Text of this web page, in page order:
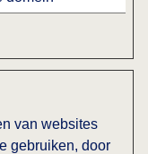
van websites
gebruiken, door